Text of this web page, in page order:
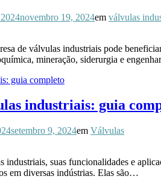
novembro 19, 2024em válvulas
de válvulas industriais pode
mineração, siderurgia e
industriais: guia
setembro 9, 2024em Válvulas
suas funcionalidades e
em diversas indústrias. Elas são…